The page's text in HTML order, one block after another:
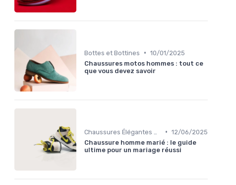
Bottes et Bottines • 10/01/2025
Chaussures motos hommes : tout ce
que vous devez savoir
• 12/06/2025
Chaussure homme marié : le guide
ultime pour un mariage réussi